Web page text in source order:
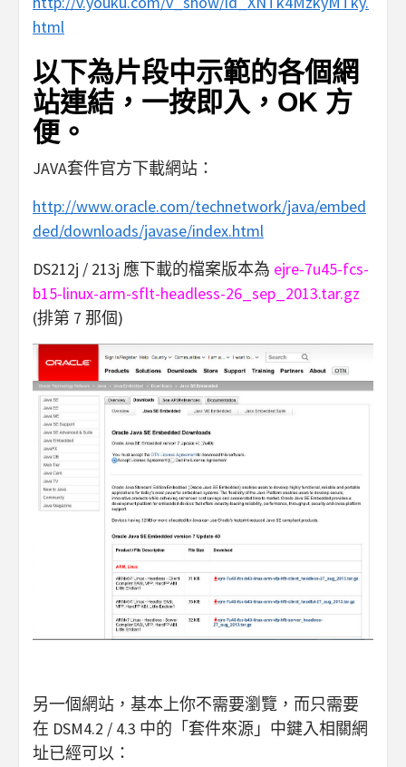
html
以下為片段中示範的各個網
站連結，一按即入，OK 方
便。
JAVA套件官方下載網站：
http://www.oracle.com/technetwork/java/embed
ded/downloads/javase/index.html
DS212j / 213j 應下載的檔案版本為 ejre-7u45-fcs-
b15-linux-arm-sflt-headless-26_sep_2013.tar.gz
(排第 7 那個)
另一個網站，基本上你不需要瀏覽，而只需要
在 DSM4.2 / 4.3 中的「套件來源」中鍵入相關網
址已經可以：